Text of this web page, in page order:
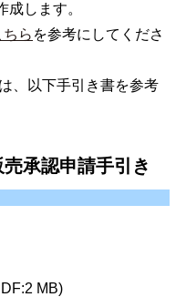
します。
ちら を参考にしてくださ
、以下手引き書を参考
承認申請手引き
MB)